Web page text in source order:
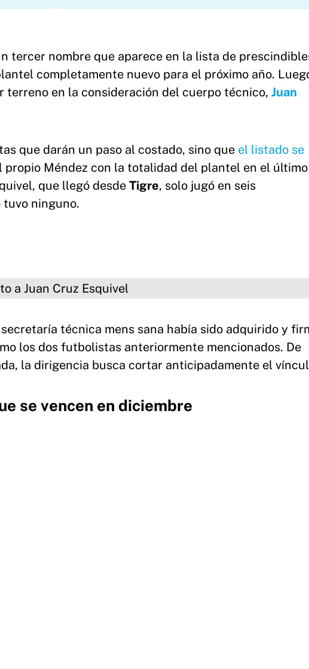
tercer nombre que aparece en la lista de
completamente nuevo para el próximo año.
en la consideración del cuerpo técnico, Juan
que darán un paso al costado, sino que el listado se
propio Méndez con la totalidad del plantel en el último
que llegó desde Tigre, solo jugó en seis
ninguno.
técnica mens sana había sido adquirido y
los dos futbolistas anteriormente mencionados. De
la dirigencia busca cortar anticipadamente el
se vencen en diciembre